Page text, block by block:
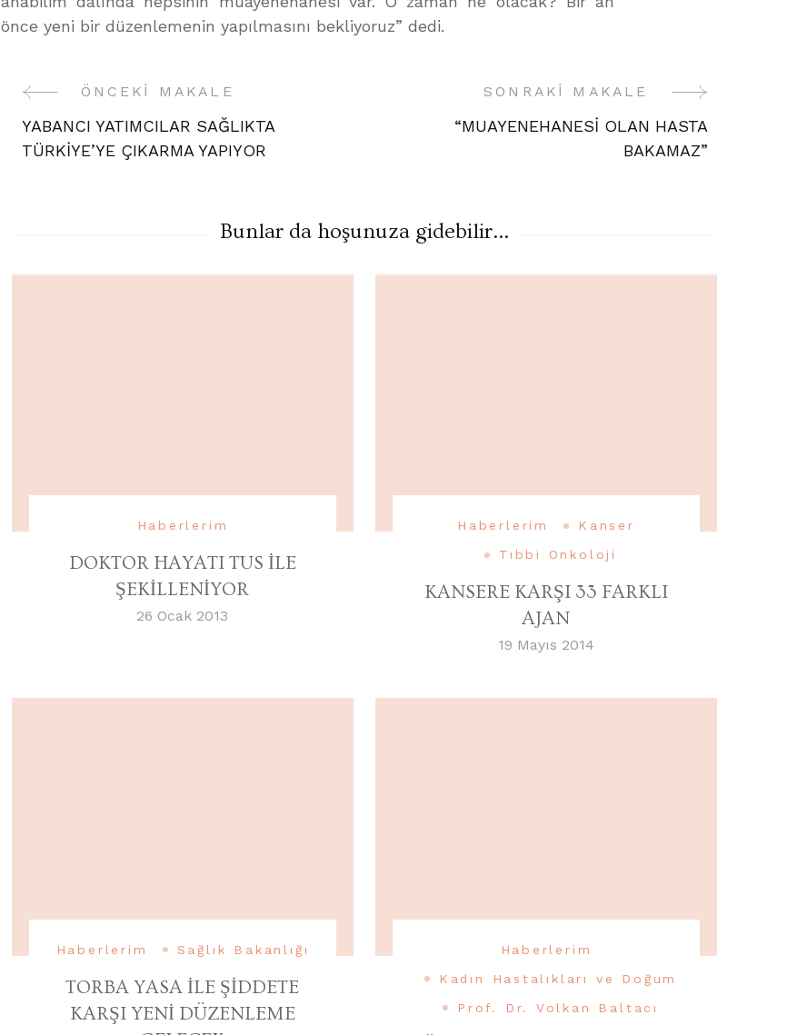
önce yeni bir düzenlemenin yapılmasını bekliyoruz” dedi.
Yazı
Gezinme
ÖNCEKI MAKALE
YABANCI YATIMCILAR SAĞLIKTA
TÜRKİYE’YE ÇIKARMA YAPIYOR
SONRAKI MAKALE
“MUAYENEHANESİ OLAN HASTA
BAKAMAZ”
Bunlar da hoşunuza gidebilir...
Haberlerim
DOKTOR HAYATI TUS İLE
ŞEKİLLENİYOR
26 Ocak 2013
Haberlerim
Kanser
Tıbbi Onkoloji
KANSERE KARŞI 33 FARKLI
AJAN
19 Mayıs 2014
Haberlerim Sağlık Bakanlığı
TORBA YASA İLE ŞİDDETE
KARŞI YENİ DÜZENLEME
Haberlerim
Kadın Hastalıkları ve Doğum
Prof. Dr. Volkan Baltacı